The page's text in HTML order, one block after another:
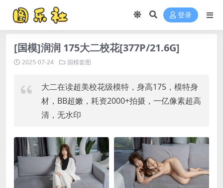
登录
[国模]润润 175大二校花[377P/21.6G]
2025-07-24 国模套图
大二在读超美校花级模特，身高175，模特身
材，BB超嫩，耗资2000+拍摄，一亿像素超高
清，无水印